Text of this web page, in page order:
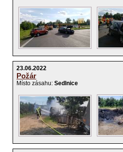
23.06.2022
Požár
Místo zásahu: Sedlnice